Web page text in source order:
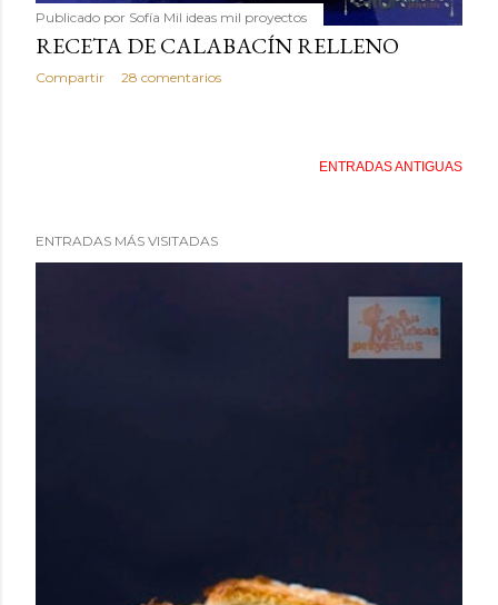
Publicado por Sofía Mil ideas mil proyectos
RECETA DE CALABACÍN RELLENO
Compartir 28 comentarios
ENTRADAS ANTIGUAS
ENTRADAS MÁS VISITADAS